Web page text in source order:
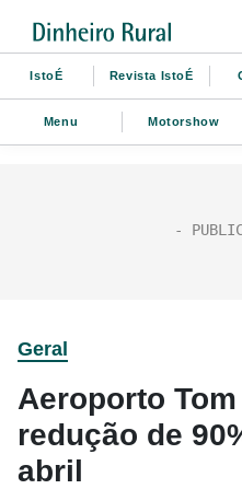
IstoÉ Revista IstoÉ
Menu Motorshow
Geral
Aeroporto
redução de
abril